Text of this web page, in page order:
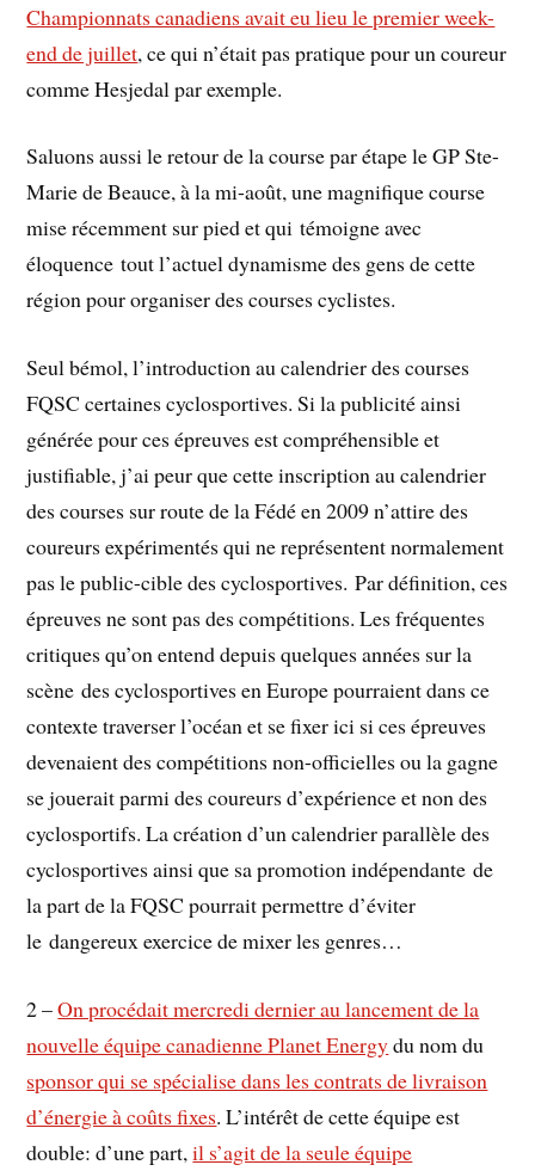
Championnats canadiens avait eu lieu le premier week-
end de juillet, ce qui n’était pas pratique pour un coureur
comme Hesjedal par exemple.
Saluons aussi le retour de la course par étape le GP Ste-
Marie de Beauce, à la mi-août, une magnifique course
mise récemment sur pied et qui témoigne avec
éloquence tout l’actuel dynamisme des gens de cette
région pour organiser des courses cyclistes.
Seul bémol, l’introduction au calendrier des courses
FQSC certaines cyclosportives. Si la publicité ainsi
générée pour ces épreuves est compréhensible et
justifiable, j’ai peur que cette inscription au calendrier
des courses sur route de la Fédé en 2009 n’attire des
coureurs expérimentés qui ne représentent normalement
pas le public-cible des cyclosportives. Par définition, ces
épreuves ne sont pas des compétitions. Les fréquentes
critiques qu’on entend depuis quelques années sur la
scène des cyclosportives en Europe pourraient dans ce
contexte traverser l’océan et se fixer ici si ces épreuves
devenaient des compétitions non-officielles ou la gagne
se jouerait parmi des coureurs d’expérience et non des
cyclosportifs. La création d’un calendrier parallèle des
cyclosportives ainsi que sa promotion indépendante de
la part de la FQSC pourrait permettre d’éviter
le dangereux exercice de mixer les genres…
2 –On procédait mercredi dernier au lancement de la
nouvelle équipe canadienne Planet Energydu nom du
sponsor qui se spécialise dans les contrats de livraison
d’énergie à coûts fixes. L’intérêt de cette équipe est
double: d’une part,il s’agit de la seule équipe